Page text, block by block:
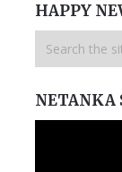
HAPPY
NETANKA